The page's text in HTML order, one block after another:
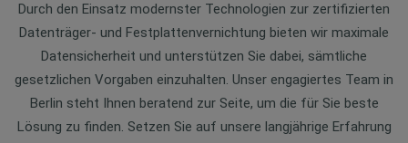
Durch den Einsatz modernster Technologien zur zertifizierten
Datenträger- und Festplattenvernichtung bieten wir maximale
Datensicherheit und unterstützen Sie dabei, sämtliche
gesetzlichen Vorgaben einzuhalten. Unser engagiertes Team in
Berlin steht Ihnen beratend zur Seite, um die für Sie beste
Lösung zu finden. Setzen Sie auf unsere langjährige Erfahrung